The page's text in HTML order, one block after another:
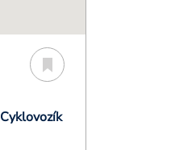
Cyklovozík